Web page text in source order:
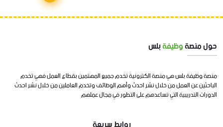
حول منصةوظيفةبلس
منصة وظيفة بلس هي منصة الكترونية تخدم جميع المهتمين بقطاع العمل فهي تخدم
الباحثين عن العمل من خلال نشر احدث وأهم الوظائف وتخدم العاملين من خلال نشر احدث
الدورات التدريبية التي تساعدهم على التطور في مجال عملهم